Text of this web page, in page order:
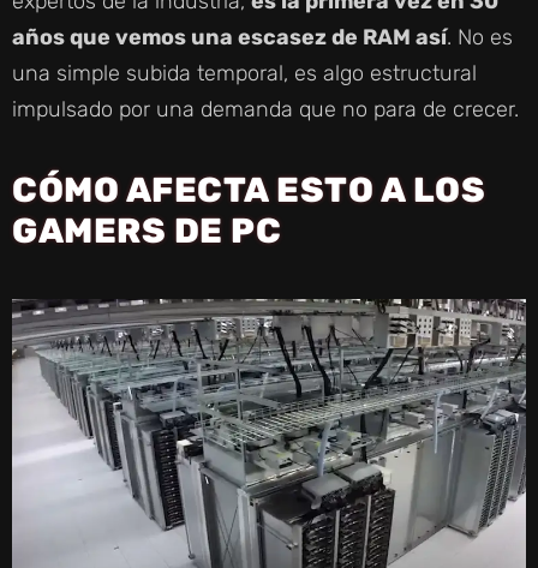
años que vemos una escasez de RAM así. No es
una simple subida temporal, es algo estructural
impulsado por una demanda que no para de crecer.
CÓMO AFECTA ESTO A LOS
GAMERS DE PC